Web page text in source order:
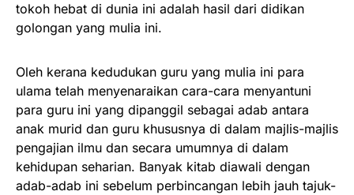
tokoh hebat di dunia ini adalah hasil dari didikan
golongan yang mulia ini.
Oleh kerana kedudukan guru yang mulia ini para
ulama telah menyenaraikan cara-cara menyantuni
para guru ini yang dipanggil sebagai adab antara
anak murid dan guru khususnya di dalam majlis-majlis
pengajian ilmu dan secara umumnya di dalam
kehidupan seharian. Banyak kitab diawali dengan
adab-adab ini sebelum perbincangan lebih jauh tajuk-